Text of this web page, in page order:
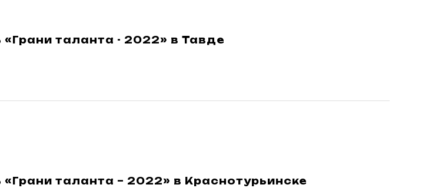
таланта - 2022» в Тавде
таланта – 2022» в Краснотурьинске